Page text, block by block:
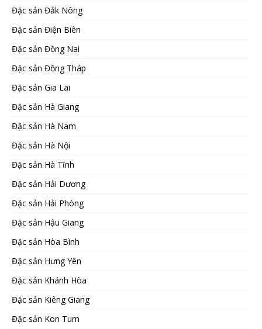
Đặc sản Đắk Nông
Đặc sản Điện Biên
Đặc sản Đồng Nai
Đặc sản Đồng Tháp
Đặc sản Gia Lai
Đặc sản Hà Giang
Đặc sản Hà Nam
Đặc sản Hà Nội
Đặc sản Hà Tĩnh
Đặc sản Hải Dương
Đặc sản Hải Phòng
Đặc sản Hậu Giang
Đặc sản Hòa Bình
Đặc sản Hưng Yên
Đặc sản Khánh Hòa
Đặc sản Kiêng Giang
Đặc sản Kon Tum